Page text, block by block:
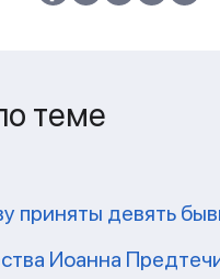
теме
приняты девять
Иоанна